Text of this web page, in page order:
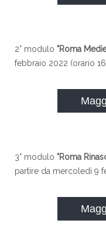
2° modulo "Roma
febbraio 2022 (orario
3° modulo "Roma
partire da mercoledì 9